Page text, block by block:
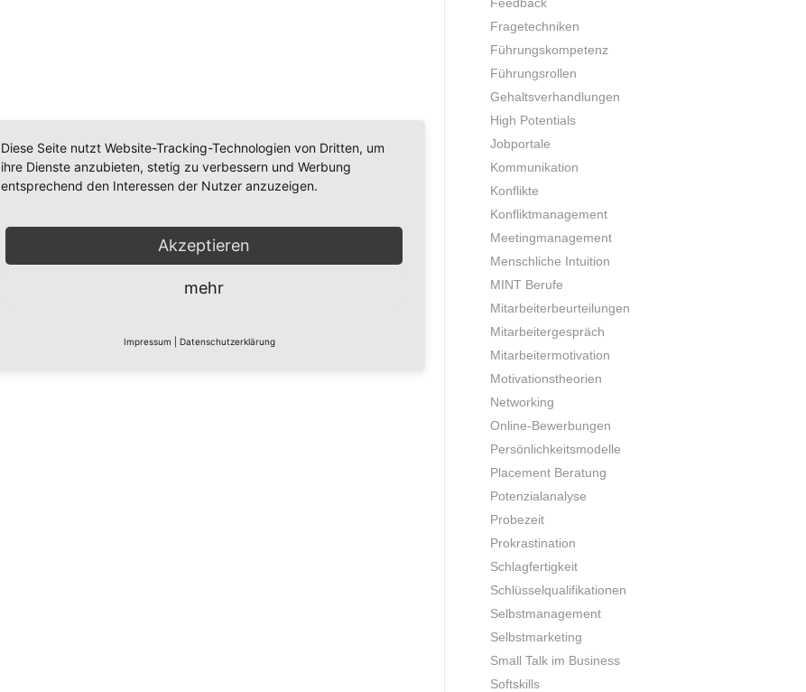
Fragetechniken
Führungskompetenz
Führungsrollen
Gehaltsverhandlungen
High Potentials
Jobportale
Kommunikation
Konflikte
Konfliktmanagement
Meetingmanagement
Menschliche Intuition
MINT Berufe
Mitarbeiterbeurteilungen
Mitarbeitergespräch
Mitarbeitermotivation
Motivationstheorien
Networking
Online-Bewerbungen
Persönlichkeitsmodelle
Placement Beratung
Potenzialanalyse
Probezeit
Prokrastination
Schlagfertigkeit
Schlüsselqualifikationen
Selbstmanagement
Selbstmarketing
Small Talk im Business
Softskills
Diese Seite nutzt Website-Tracking-Technologien von Dritten, um
ihre Dienste anzubieten, stetig zu verbessern und Werbung
entsprechend den Interessen der Nutzer anzuzeigen.
Akzeptieren
mehr
Impressum Datenschutzerklärung